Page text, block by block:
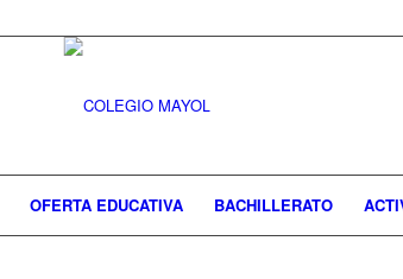
OFERTA EDUCATIVA BACHILLERATO